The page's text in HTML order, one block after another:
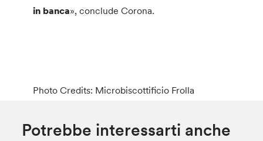
in banca», conclude Corona.
Photo Credits: Microbiscottificio Frolla
Potrebbe interessarti anche